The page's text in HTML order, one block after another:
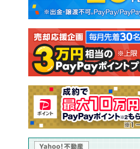
新築一戸建て
注文住宅
売却査定